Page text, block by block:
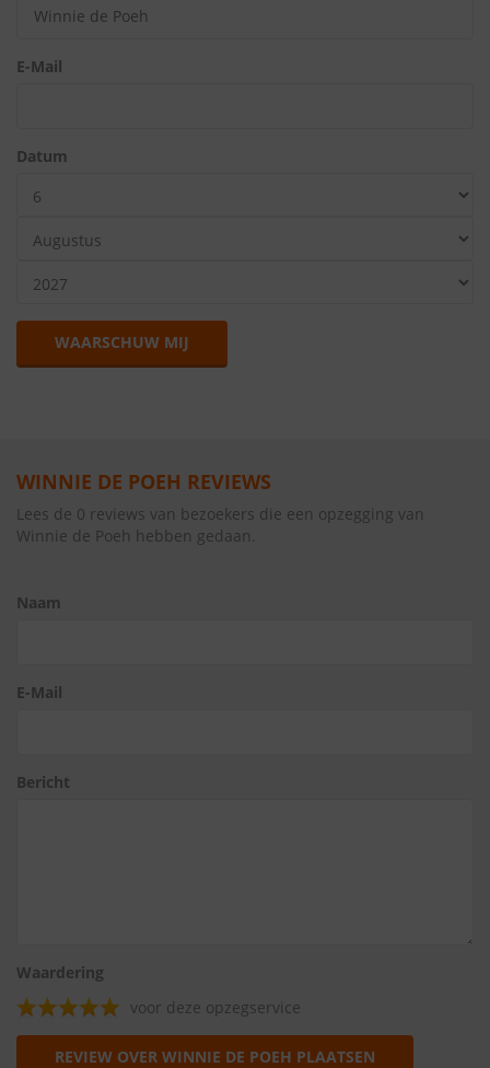
E-Mail
Datum
WAARSCHUW MIJ
WINNIE DE POEH REVIEWS
Lees de 0 reviews van bezoekers die een opzegging van
Winnie de Poeh hebben gedaan.
Naam
E-Mail
Bericht
Waardering
voor deze opzegservice
REVIEW OVER WINNIE DE POEH PLAATSEN